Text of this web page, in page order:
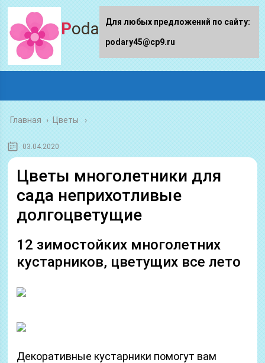
Podary45.ru
Главная › Цветы
03.04.2020
Цветы многолетники для
сада неприхотливые
долгоцветущие
12 зимостойких многолетних
кустарников, цветущих все лето
Декоративные кустарники помогут вам
Для любых предложений по сайту:
podary45@cp9.ru